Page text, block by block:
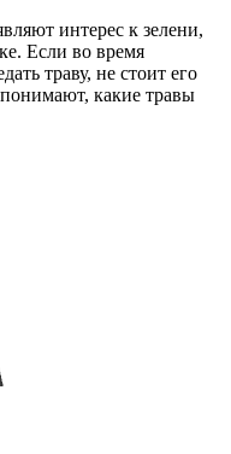
интерес к зелени,
Если во время
траву, не стоит его
какие травы